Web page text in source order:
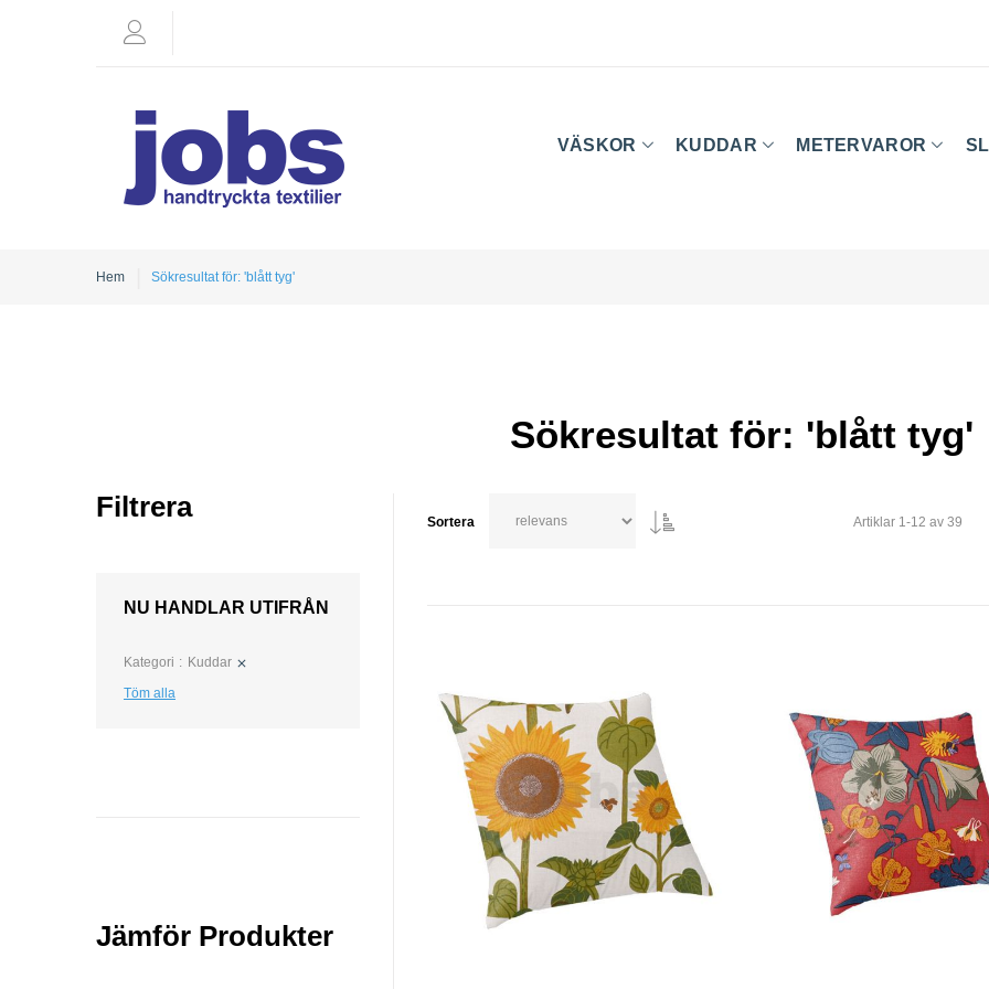
VÄSKOR KUDDAR METERVAROR
Hem Sökresultat för: 'blått tyg'
Sökresultat för: 'blått tyg'
Sortera Artiklar 1-12 av 39
Filtrera
NU HANDLAR UTIFRÅN
Kategori Kuddar
Töm alla
Jämför Produkter